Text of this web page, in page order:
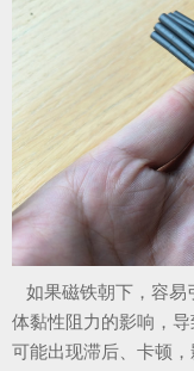
如果磁铁朝下，容易
体黏性阻力的影响，
可能出现滞后、卡顿